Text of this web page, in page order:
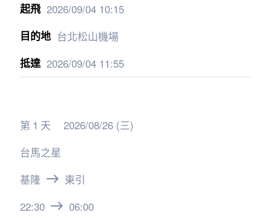
2026/09/0410:15
台北松山機場
2026/09/0411:55
第 1 天
2026/08/26 (三)
台馬之星
基隆 east 東引
22:30 east 06:00